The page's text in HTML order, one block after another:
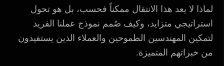
لماذا لا يعد هذا الانتقال ممكناً فحسب، بل هو تحول
استراتيجي متزايد، وكيف صُمم نموذج عملنا الفريد
لتمكين المهندسين الطموحين والعملاء الذين يستفيدون
من خبراتهم المتميزة.